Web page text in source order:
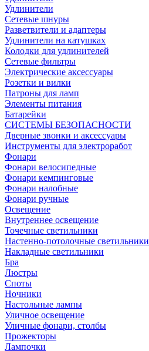
Удлинители
Сетевые шнуры
Разветвители и адаптеры
Удлинители на катушках
Колодки для удлинителей
Сетевые фильтры
Электрические аксессуары
Розетки и вилки
Патроны для ламп
Элементы питания
Батарейки
СИСТЕМЫ БЕЗОПАСНОСТИ
Дверные звонки и аксессуары
Инструменты для электроработ
Фонари
Фонари велосипедные
Фонари кемпинговые
Фонари налобные
Фонари ручные
Освещение
Внутреннее освещение
Точечные светильники
Настенно-потолочные светильники
Накладные светильники
Бра
Люстры
Споты
Ночники
Настольные лампы
Уличное освещение
Уличные фонари, столбы
Прожекторы
Лампочки